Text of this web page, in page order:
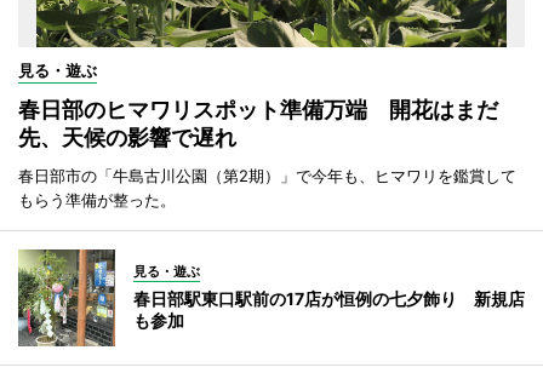
見る・遊ぶ
春日部のヒマワリスポット準備万端 開花はまだ
先、天候の影響で遅れ
春日部市の「牛島古川公園（第2期）」で今年も、ヒマワリを鑑賞して
もらう準備が整った。
見る・遊ぶ
春日部駅東口駅前の17店が恒例の七夕飾り 新規店
も参加